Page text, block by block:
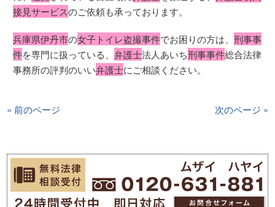
接見サービスのご依頼も承っております。
兵庫県伊丹市の女子トイレ盗撮事件でお困りの方は、刑事事
件を専門に扱っている、弁護士法人あいち刑事事件総合法律
事務所の評判のいい弁護士にご相談ください。
« 前のページ 次のページ »